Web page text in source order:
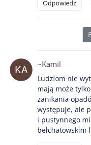
Odpowiedz
~Kamil
Ludziom nie
mają może
zanikania
występuje, ale
i pustynnego
bełchatowskim